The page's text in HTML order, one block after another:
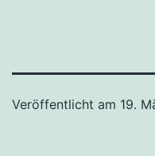
Veröffentlicht am 19.